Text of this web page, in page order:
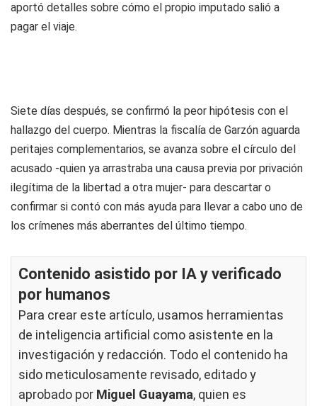
aportó detalles sobre cómo el propio imputado salió a
pagar el viaje.
Siete días después, se confirmó la peor hipótesis con el
hallazgo del cuerpo. Mientras la fiscalía de Garzón aguarda
peritajes complementarios, se avanza sobre el círculo del
acusado -quien ya arrastraba una causa previa por privación
ilegítima de la libertad a otra mujer- para descartar o
confirmar si contó con más ayuda para llevar a cabo uno de
los crímenes más aberrantes del último tiempo.
Contenido asistido por IA y verificado
por humanos
Para crear este artículo, usamos herramientas
de inteligencia artificial como asistente en la
investigación y redacción. Todo el contenido ha
sido meticulosamente revisado, editado y
aprobado por Miguel Guayama, quien es